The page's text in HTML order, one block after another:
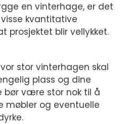
en vinterhage, er det
kvantitative
prosjektet blir vellykket.
stor vinterhagen skal
plass og dine
bør være stor nok til å
møbler og eventuelle